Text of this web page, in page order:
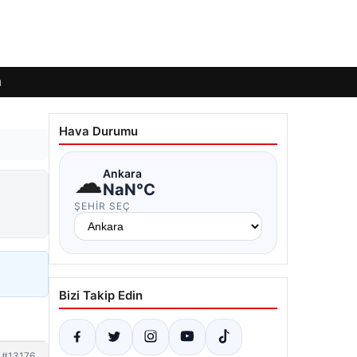
Hava Durumu
☁Ankara
NaN°C
ŞEHIR SEÇ
Bizi Takip Edin